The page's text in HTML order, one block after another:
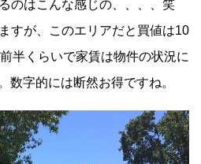
のはこんな感じの、、、、笑
すが、このエリアだと買値は10
半くらいで家賃は物件の状況に
数字的には断然お得ですね。